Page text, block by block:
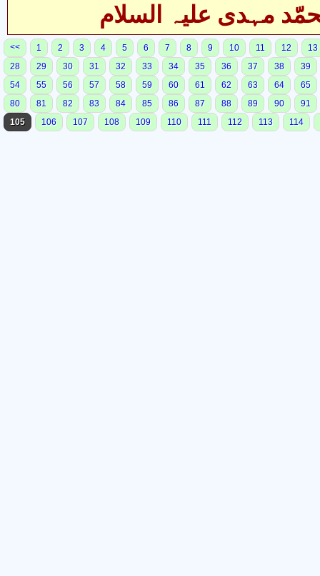
مہدی علیہ السلام
<< 1 2 3 4 5 6 7 8 9 10 11 12
13
28
29 30 31 32 33 34 35 36 37 38
39
54
55 56 57 58 59 60 61 62 63 64
65
80
81 82 83 84 85 86 87 88 89 90
91
105
106 107 108 109 110 111 112 113 114